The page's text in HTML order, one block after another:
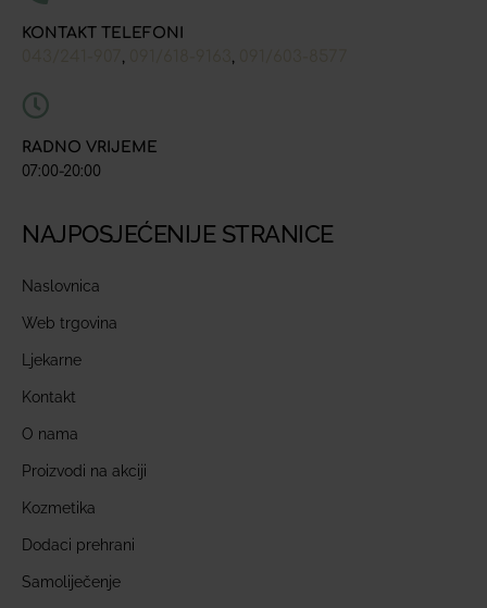
KONTAKT TELEFONI
RADNO VRIJEME
07:00-20:00
NAJPOSJEĆENIJE STRANICE
Naslovnica
Web trgovina
Ljekarne
Kontakt
O nama
Proizvodi na akciji
Kozmetika
Dodaci prehrani
Samoliječenje